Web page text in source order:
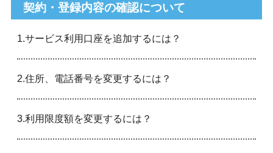
契約・登録内容の確認について
1.サービス利用口座を追加するには？
2.住所、電話番号を変更するには？
3.利用限度額を変更するには？